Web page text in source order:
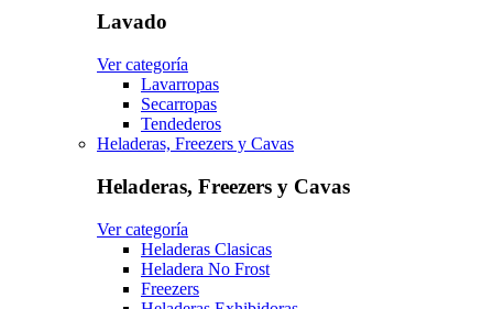
Lavado
Ver categoría
Lavarropas
Secarropas
Tendederos
Heladeras, Freezers y Cavas
Heladeras, Freezers y Cavas
Ver categoría
Heladeras Clasicas
Heladera No Frost
Freezers